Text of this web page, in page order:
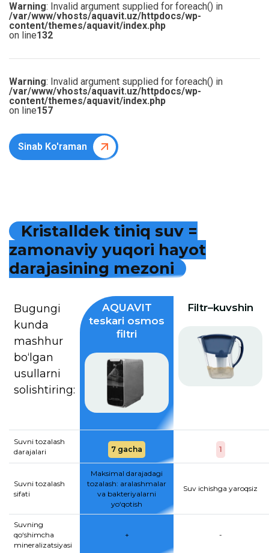
Warning: Invalid argument supplied for foreach() in
/var/www/vhosts/aquavit.uz/httpdocs/wp-
content/themes/aquavit/index.php
on line132
Warning: Invalid argument supplied for foreach() in
/var/www/vhosts/aquavit.uz/httpdocs/wp-
content/themes/aquavit/index.php
on line157
Sinab Ko'raman
Kristalldek tiniq suv =
zamonaviy yuqori hayot
darajasining mezoni
Bugungi
kunda
mashhur
bo‘lgan
usullarni
solishtiring:
AQUAVIT
teskari osmos
filtri
Filtr–kuvshin
Suvni tozalash
darajalari
7 gacha 1
Suvni tozalash
sifati
Maksimal darajadagi
tozalash: aralashmalar
va bakteriyalarni
yo‘qotish
Suv ichishga yaroqsiz
Suvning
qo‘shimcha
mineralizatsiyasi
+ -